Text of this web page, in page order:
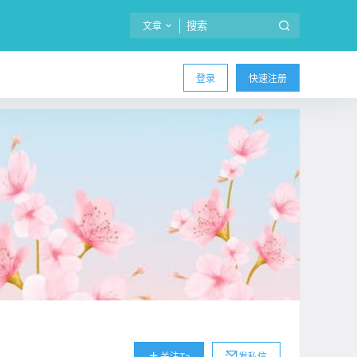
文章
登录 快速注册